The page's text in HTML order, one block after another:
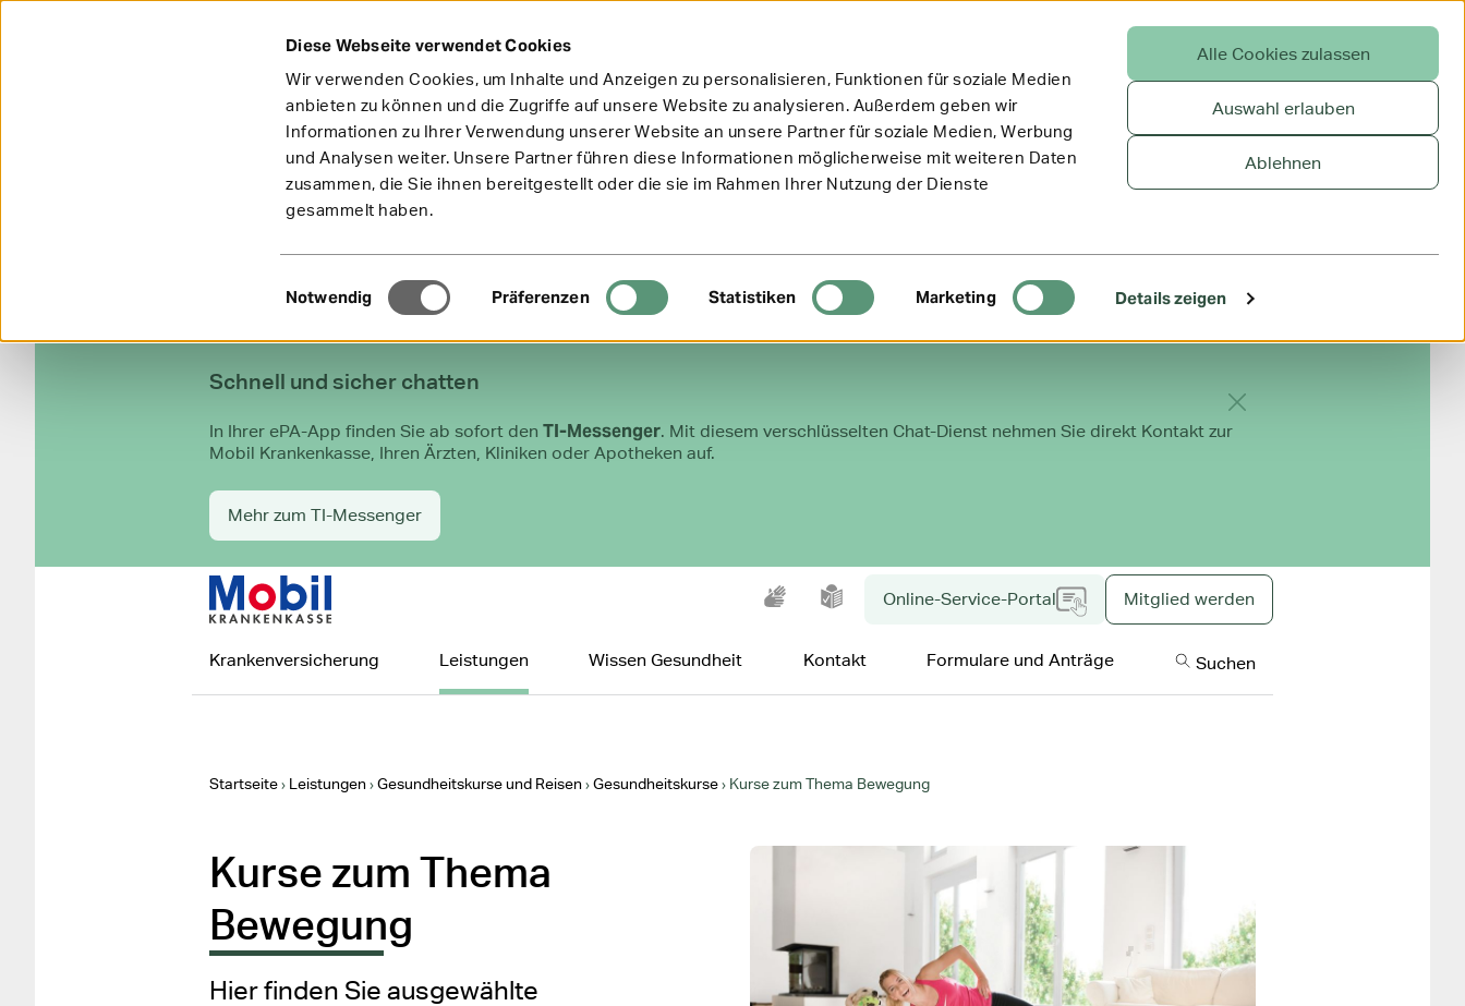
Diese Webseite verwendet Cookies
Wir verwenden Cookies, um Inhalte und Anzeigen zu personalisieren, Funktionen für soziale Medien
anbieten zu können und die Zugriffe auf unsere Website zu analysieren. Außerdem geben wir
Informationen zu Ihrer Verwendung unserer Website an unsere Partner für soziale Medien, Werbung
und Analysen weiter. Unsere Partner führen diese Informationen möglicherweise mit weiteren Daten
zusammen, die Sie ihnen bereitgestellt oder die sie im Rahmen Ihrer Nutzung der Dienste
gesammelt haben.
Einwilligungsauswahl
Notwendig Präferenzen Statistiken Marketing Details zeigen
Alle Cookies zulassen
Auswahl erlauben
Ablehnen
Hinweis ausblenden
Schnell und sicher chatten
In Ihrer ePA-App finden Sie ab sofort den TI-Messenger. Mit diesem verschlüsselten Chat-Dienst nehmen Sie direkt Kontakt zur
Mobil Krankenkasse, Ihren Ärzten, Kliniken oder Apotheken auf.
Mehr zum TI-Messenger
Inklusive
Gebärdensprache
Leichte SpracheOnline-Service-Portal Mitglied werden
Hauptnavigation
Krankenversicherung Leistungen Wissen Gesundheit Kontakt Formulare und Anträge Suchen
Startseite Leistungen Gesundheitskurse und Reisen Gesundheitskurse Kurse zum Thema Bewegung
Kurse zum Thema
Bewegung
Hier finden Sie ausgewählte